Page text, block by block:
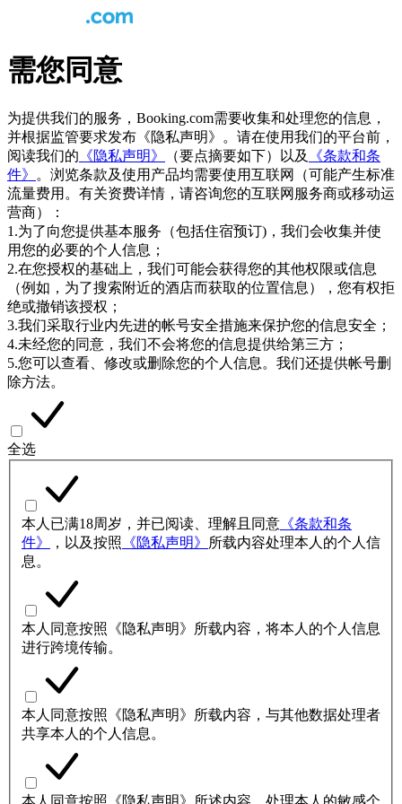
需您同意
为提供我们的服务，Booking.com需要收集和处理您的信息，
并根据监管要求发布《隐私声明》。请在使用我们的平台前，
阅读我们的 《隐私声明》 （要点摘要如下）以及
《条款和条
件》
。浏览条款及使用产品均需要使用互联网（可能产生标准
流量费用。有关资费详情，请咨询您的互联网服务商或移动运
营商）：
1.为了向您提供基本服务（包括住宿预订)，我们会收集并使
用您的必要的个人信息；
2.在您授权的基础上，我们可能会获得您的其他权限或信息
（例如，为了搜索附近的酒店而获取的位置信息），您有权拒
绝或撤销该授权；
3.我们采取行业内先进的帐号安全措施来保护您的信息安全；
4.未经您的同意，我们不会将您的信息提供给第三方；
5.您可以查看、修改或删除您的个人信息。我们还提供帐号删
除方法。
全选
本人已满18周岁，并已阅读、理解且同意 《条款和条
件》
，以及按照 《隐私声明》
所载内容处理本人的个人信
息。
本人同意按照《隐私声明》所载内容，将本人的个人信息
进行跨境传输。
本人同意按照《隐私声明》所载内容，与其他数据处理者
共享本人的个人信息。
本人同意按照《隐私声明》所述内容，处理本人的敏感个